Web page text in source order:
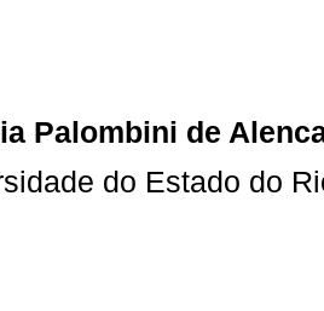
Palombini de
do Estado do